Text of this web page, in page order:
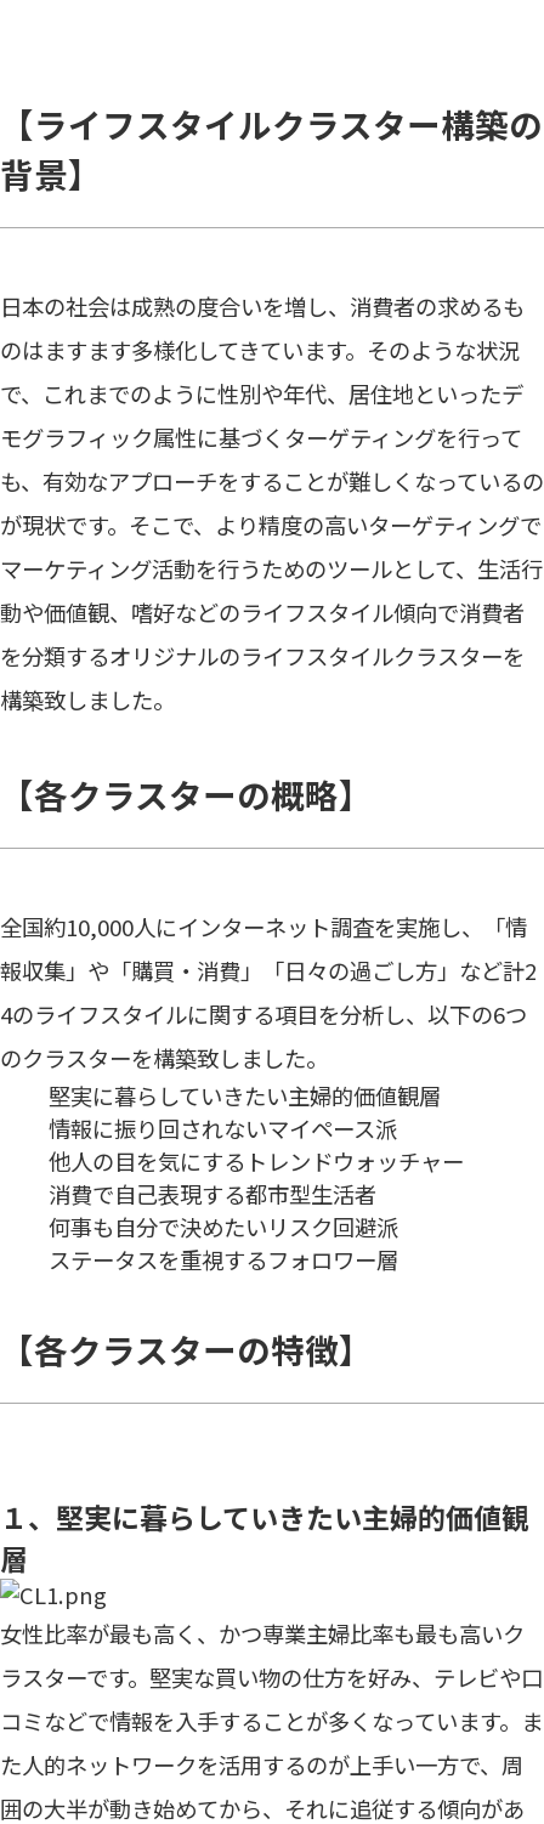
【ライフスタイルクラスター構築の
背景】
日本の社会は成熟の度合いを増し、消費者の求めるも
のはますます多様化してきています。そのような状況
で、これまでのように性別や年代、居住地といったデ
モグラフィック属性に基づくターゲティングを行って
も、有効なアプローチをすることが難しくなっているの
が現状です。そこで、より精度の高いターゲティングで
マーケティング活動を行うためのツールとして、生活行
動や価値観、嗜好などのライフスタイル傾向で消費者
を分類するオリジナルのライフスタイルクラスターを
構築致しました。
【各クラスターの概略】
全国約10,000人にインターネット調査を実施し、「情
報収集」や「購買・消費」「日々の過ごし方」など計2
4のライフスタイルに関する項目を分析し、以下の6つ
のクラスターを構築致しました。
堅実に暮らしていきたい主婦的価値観層
情報に振り回されないマイペース派
他人の目を気にするトレンドウォッチャー
消費で自己表現する都市型生活者
何事も自分で決めたいリスク回避派
ステータスを重視するフォロワー層
【各クラスターの特徴】
１、堅実に暮らしていきたい主婦的価値観
層
女性比率が最も高く、かつ専業主婦比率も最も高いク
ラスターです。堅実な買い物の仕方を好み、テレビや口
コミなどで情報を入手することが多くなっています。ま
た人的ネットワークを活用するのが上手い一方で、周
囲の大半が動き始めてから、それに追従する傾向があ